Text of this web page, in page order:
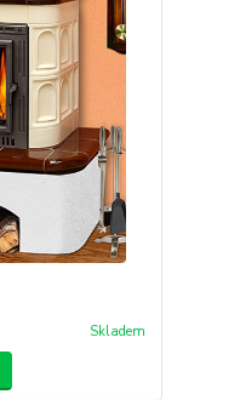
Skladem